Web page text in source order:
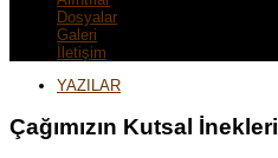
Dosyalar
Galeri
İletişim
YAZILAR
Çağımızın Kutsal İnekleri